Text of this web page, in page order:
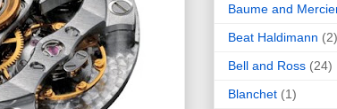
Baume and
Beat Haldimann (2)
Bell and Ross (24)
Blanchet (1)